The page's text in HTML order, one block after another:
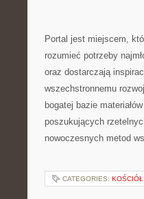
Portal jest miejscem,
rozumieć potrzeby
oraz dostarczają
wszechstronnemu
bogatej bazie
poszukujących
nowoczesnych metod
CATEGORIES: